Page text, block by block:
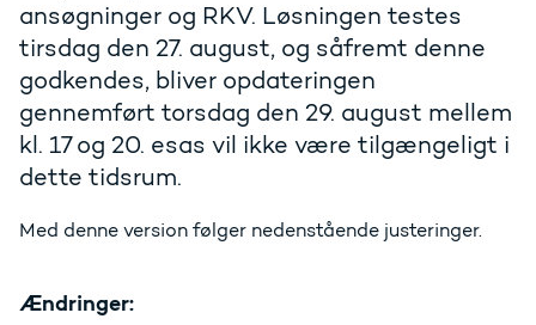
ansøgninger og RKV. Løsningen testes
tirsdag den 27. august, og såfremt denne
godkendes, bliver opdateringen
gennemført torsdag den 29. august mellem
kl. 17 og 20. esas vil ikke være tilgængeligt i
dette tidsrum.
Med denne version følger nedenstående justeringer.
Ændringer: